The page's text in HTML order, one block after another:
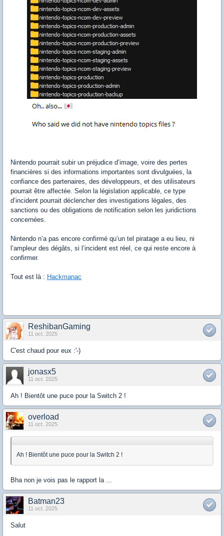
Nintendo pourrait subir un préjudice d’image, voire des pertes
financières si des informations importantes sont divulguées, la
confiance des partenaires, des développeurs, et des utilisateurs
pourrait être affectée. Selon la législation applicable, ce type
d’incident pourrait déclencher des investigations légales, des
sanctions ou des obligations de notification selon les juridictions
concernées.
Nintendo n’a pas encore confirmé qu’un tel piratage a eu lieu, ni
l’ampleur des dégâts, si l’incident est réel, ce qui reste encore à
confirmer.
Tout est là : Hackmanac
ReshibanGaming
11 oct. 2025
C'est chaud pour eux :'-)
jonasx5
11 oct. 2025
Ah ! Bientôt une puce pour la Switch 2 !
overload
11 oct. 2025
Ah ! Bientôt une puce pour la Switch 2 !
Bha non je vois pas le rapport la ...
Batman23
11 oct. 2025
Salut